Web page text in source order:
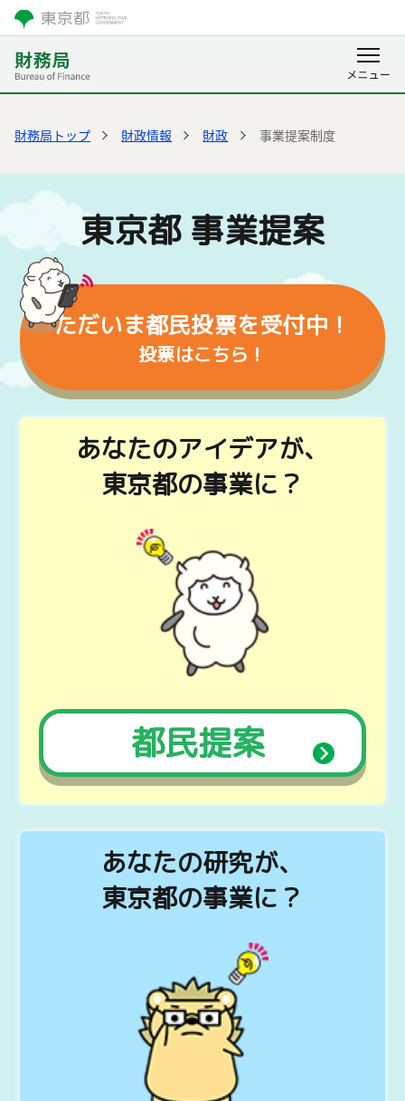
財務局トップ 財政情報 財政 事業提案制度
東京都 事業提案
ただいま都民投票を受付中 ！
投票はこちら！
あなたのアイデアが、
東京都の事業に？
都民提案
あなたの研究が、
東京都の事業に？